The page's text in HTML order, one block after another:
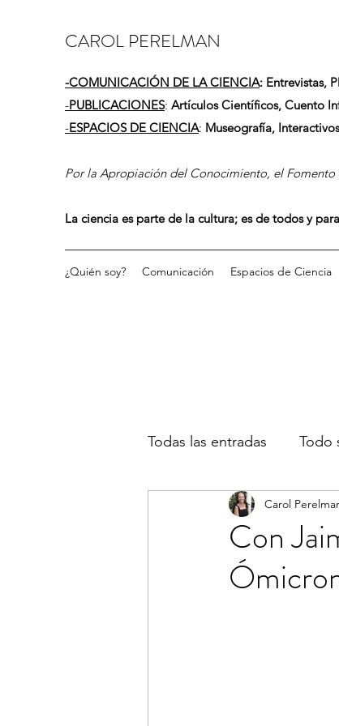
CAROL PERELMAN
-COMUNICACIÓN DE LA CIENCIA: Entrevistas,
-PUBLICACIONES: Artículos Científicos, Cuento
-ESPACIOS DE CIENCIA: Museografía,
Por la Apropiación del Conocimiento, el
La ciencia es parte de la cultura; es de todos y
¿Quién soy? Comunicación Espacios de Ciencia
Todas las entradas Todo
Con
Carol